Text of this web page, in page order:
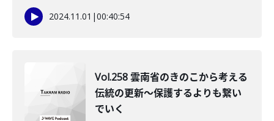
2024.11.01 |00:40:54
Vol.258 雲南省のきのこから考える
伝統の更新～保護するよりも繋い
でいく